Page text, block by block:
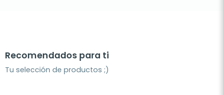
Recomendados para ti
Tu selección de productos ;)